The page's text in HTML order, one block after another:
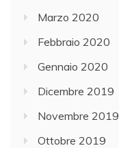
Marzo 2020
Febbraio 2020
Gennaio 2020
Dicembre 2019
Novembre 2019
Ottobre 2019